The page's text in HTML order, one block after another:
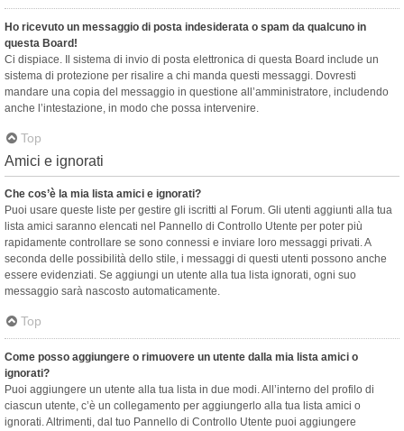
Ho ricevuto un messaggio di posta indesiderata o spam da qualcuno in
questa Board!
Ci dispiace. Il sistema di invio di posta elettronica di questa Board include un
sistema di protezione per risalire a chi manda questi messaggi. Dovresti
mandare una copia del messaggio in questione all’amministratore, includendo
anche l’intestazione, in modo che possa intervenire.
Top
Amici e ignorati
Che cos’è la mia lista amici e ignorati?
Puoi usare queste liste per gestire gli iscritti al Forum. Gli utenti aggiunti alla tua
lista amici saranno elencati nel Pannello di Controllo Utente per poter più
rapidamente controllare se sono connessi e inviare loro messaggi privati. A
seconda delle possibilità dello stile, i messaggi di questi utenti possono anche
essere evidenziati. Se aggiungi un utente alla tua lista ignorati, ogni suo
messaggio sarà nascosto automaticamente.
Top
Come posso aggiungere o rimuovere un utente dalla mia lista amici o
ignorati?
Puoi aggiungere un utente alla tua lista in due modi. All’interno del profilo di
ciascun utente, c’è un collegamento per aggiungerlo alla tua lista amici o
ignorati. Altrimenti, dal tuo Pannello di Controllo Utente puoi aggiungere